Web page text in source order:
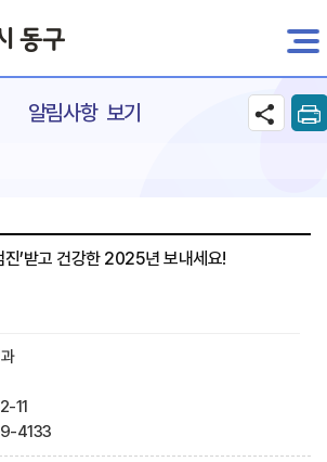
전자민원
알림사항 보기
진’받고 건강한 2025년 보내세요!
11
4133